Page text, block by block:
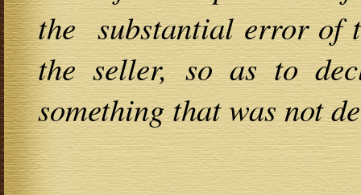
the substantial error of
the seller, so as to
something that was not